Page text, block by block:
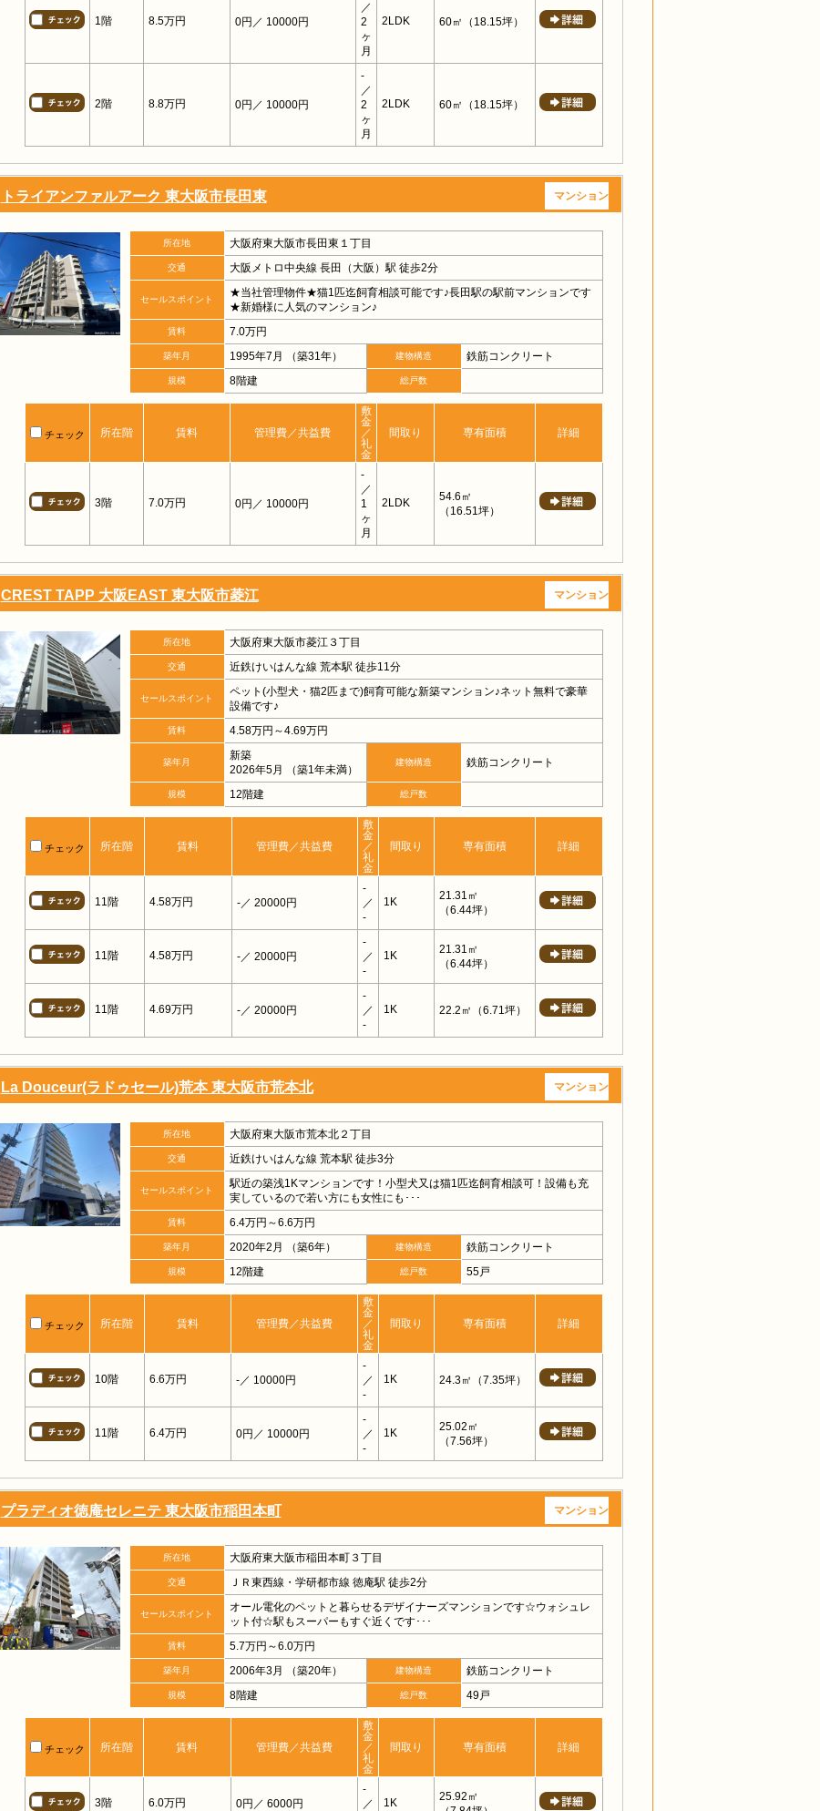
1階 8.5万円 0円 ／ 10000円
／
2
ヶ
月
2LDK 60㎡ （18.15坪）
2階 8.8万円 0円 ／ 10000円
-
／
2
ヶ
月
2LDK 60㎡ （18.15坪）
トライアンファルアーク 東大阪市長田東 マンション
所在地 大阪府東大阪市長田東１丁目
交通 大阪メトロ中央線 長田（大阪）駅 徒歩2分
セールスポイント
★当社管理物件★猫1匹迄飼育相談可能です♪長田駅の駅前マンションです
★新婚様に人気のマンション♪
賃料 7.0万円
築年月 1995年7月 （築31年） 建物構造 鉄筋コンクリート
規模 8階建 総戸数
チェック 所在階 賃料 管理費／共益費
敷
金
／
礼
金
間取り 専有面積 詳細
3階 7.0万円 0円 ／ 10000円
-
／
1
ヶ
月
2LDK
54.6㎡
（16.51坪）
CREST TAPP 大阪EAST 東大阪市菱江 マンション
所在地 大阪府東大阪市菱江３丁目
交通 近鉄けいはんな線 荒本駅 徒歩11分
セールスポイント
ペット(小型犬・猫2匹まで)飼育可能な新築マンション♪ネット無料で豪華
設備です♪
賃料 4.58万円～4.69万円
築年月
新築
2026年5月 （築1年未満）
建物構造 鉄筋コンクリート
規模 12階建 総戸数
チェック 所在階 賃料 管理費／共益費
敷
金
／
礼
金
間取り 専有面積 詳細
11階 4.58万円 -／ 20000円
-
／
-
1K
21.31㎡
（6.44坪）
11階 4.58万円 -／ 20000円
-
／
-
1K
21.31㎡
（6.44坪）
11階 4.69万円 -／ 20000円
-
／
-
1K 22.2㎡ （6.71坪）
La Douceur(ラドゥセール)荒本 東大阪市荒本北 マンション
所在地 大阪府東大阪市荒本北２丁目
交通 近鉄けいはんな線 荒本駅 徒歩3分
セールスポイント
駅近の築浅1Kマンションです！小型犬又は猫1匹迄飼育相談可！設備も充
実しているので若い方にも女性にも･･･
賃料 6.4万円～6.6万円
築年月 2020年2月 （築6年） 建物構造 鉄筋コンクリート
規模 12階建 総戸数 55戸
チェック 所在階 賃料 管理費／共益費
敷
金
／
礼
金
間取り 専有面積 詳細
10階 6.6万円 -／ 10000円
-
／
-
1K 24.3㎡ （7.35坪）
11階 6.4万円 0円 ／ 10000円
-
／
-
1K
25.02㎡
（7.56坪）
プラディオ徳庵セレニテ 東大阪市稲田本町 マンション
所在地 大阪府東大阪市稲田本町３丁目
交通 ＪＲ東西線・学研都市線 徳庵駅 徒歩2分
セールスポイント
オール電化のペットと暮らせるデザイナーズマンションです☆ウォシュレ
ット付☆駅もスーパーもすぐ近くです･･･
賃料 5.7万円～6.0万円
築年月 2006年3月 （築20年） 建物構造 鉄筋コンクリート
規模 8階建 総戸数 49戸
チェック 所在階 賃料 管理費／共益費
敷
金
／
礼
金
間取り 専有面積 詳細
3階 6.0万円 0円 ／ 6000円
-
／
1K
25.92㎡